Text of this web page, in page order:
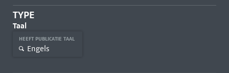
TYPE
Taal
HEEFT PUBLICATIE TAAL
Engels